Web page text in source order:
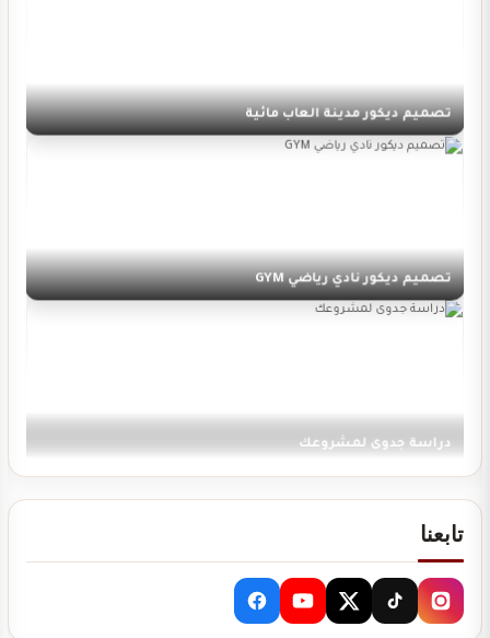
تصميم ديكور مدينة العاب مائية
تصميم ديكور نادي رياضي GYM
تصميم ديكور كوفي شوب
تابعنا